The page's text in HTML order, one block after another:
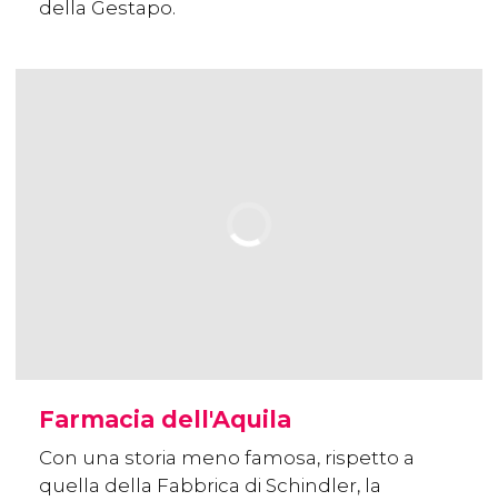
della Gestapo.
Farmacia dell'Aquila
Con una storia meno famosa, rispetto a
quella della Fabbrica di Schindler, la